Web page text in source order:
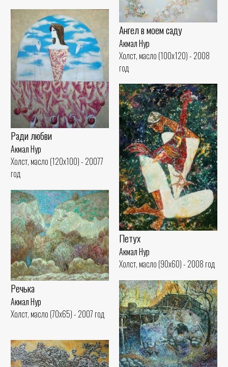
Ангел в моем саду
Акмал Нур
Холст, масло (100x120) - 2008
год
Ради любви
Акмал Нур
Холст, масло (120x100) - 20077
год
Петух
Акмал Нур
Холст, масло (90x60) - 2008 год
Речька
Акмал Нур
Холст, масло (70x65) - 2007 год